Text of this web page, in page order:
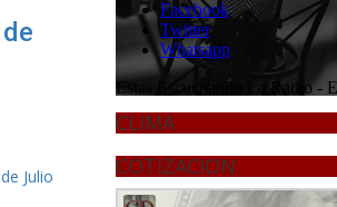
CLIMA
COTIZACION